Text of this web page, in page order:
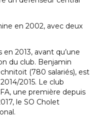
en 2002, avec deux
2013, avant qu’une
du club. Benjamin
(780 salariés), est
2015. Le club
une première depuis
le SO Cholet